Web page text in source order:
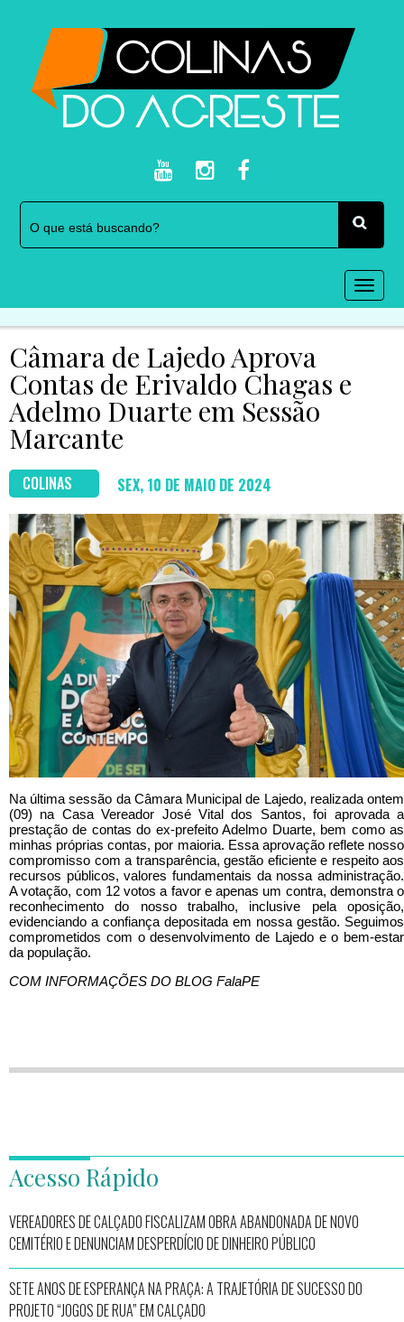
Câmara de Lajedo Aprova
Contas de Erivaldo Chagas e
Adelmo Duarte em Sessão
Marcante
COLINAS SEX, 10 DE MAIO DE 2024
Na última sessão da Câmara Municipal de Lajedo, realizada ontem
(09) na Casa Vereador José Vital dos Santos, foi aprovada a
prestação de contas do ex-prefeito Adelmo Duarte, bem como as
minhas próprias contas, por maioria. Essa aprovação reflete nosso
compromisso com a transparência, gestão eficiente e respeito aos
recursos públicos, valores fundamentais da nossa administração.
A votação, com 12 votos a favor e apenas um contra, demonstra o
reconhecimento do nosso trabalho, inclusive pela oposição,
evidenciando a confiança depositada em nossa gestão. Seguimos
comprometidos com o desenvolvimento de Lajedo e o bem-estar
da população.
COM INFORMAÇÕES DO BLOG FalaPE
Acesso Rápido
VEREADORES DE CALÇADO FISCALIZAM OBRA ABANDONADA DE NOVO
CEMITÉRIO E DENUNCIAM DESPERDÍCIO DE DINHEIRO PÚBLICO
SETE ANOS DE ESPERANÇA NA PRAÇA: A TRAJETÓRIA DE SUCESSO DO
PROJETO “JOGOS DE RUA” EM CALÇADO